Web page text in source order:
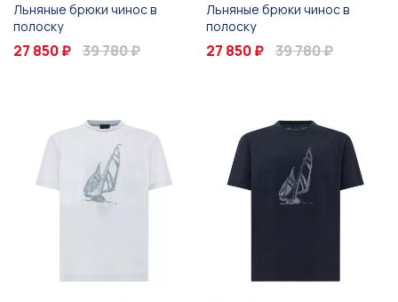
Льняные брюки чинос в
полоску
27 850 ₽ 39 780 ₽
Льняные брюки чинос в
полоску
27 850 ₽ 39 780 ₽